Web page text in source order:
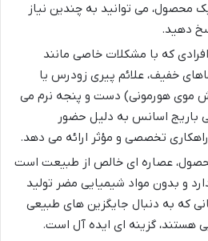
محصول، می توانید به چندین نیاز
دهید.
افرادی که با مشکلات خاصی مانند
خفیف، علائم پیری زودرس یا
موی هورمونی) دست و پنجه نرم می
باریج اسانس به دلیل حضور
تخصصی و مؤثر ارائه می دهد.
عصاره ای خالص از طبیعت است
و بدون مواد شیمیایی مضر تولید
که به دنبال جایگزین های طبیعی
هستند، گزینه ای ایده آل است.